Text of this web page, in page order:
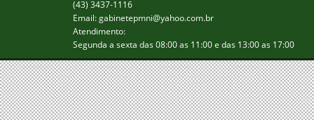
(43) 3437-1116
Email: gabinetepmni@yahoo.com.br
Atendimento:
Segunda a sexta das 08:00 as 11:00 e das 13:00 as 17:00